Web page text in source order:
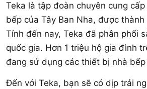
Teka là tập đoàn chuyên cung
bếp của Tây Ban Nha, được thành
Tính đến nay, Teka đã phân phối
quốc gia. Hơn 1 triệu hộ gia đình
đang sử dụng các thiết bị nhà bếp
Đến với Teka, bạn sẽ có dịp trải